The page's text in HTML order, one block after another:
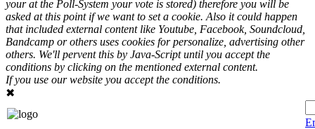
your at the Poll-System your vote is stored) therefore you will be
asked at this point if we want to set a cookie. Also it could happen
that included external content like Youtube, Facebook, Soundcloud,
Bandcamp or others uses cookies for personalize, advertising other
others. We'll pervent this by Java-Script until you accept the
conditions by clicking on the mentioned external content.
If you use our website you accept the conditions.
✖